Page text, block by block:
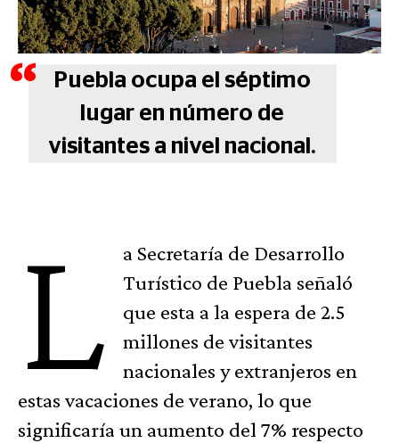
Puebla ocupa el séptimo
lugar en número de
visitantes a nivel nacional.
L
a Secretaría de Desarrollo
Turístico de Puebla señaló
que esta a la espera de 2.5
millones de visitantes
nacionales y extranjeros en
estas vacaciones de verano, lo que
significaría un aumento del 7% respecto